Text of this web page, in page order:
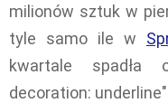
milionów sztuk w
tyle samo ile w
kwartale spadła
decoration: